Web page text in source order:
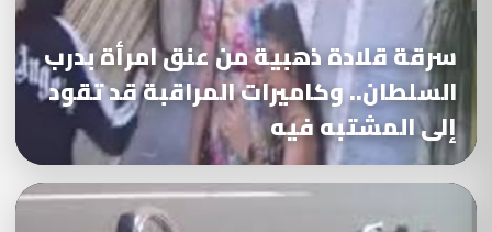
سرقة قلادة ذهبية من عنق امرأة بدرب
السلطان.. وكاميرات المراقبة قد تقود
إلى المشتبه فيه